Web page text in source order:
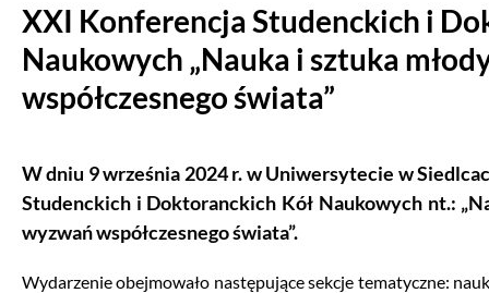
XXI Konferencja Studenckich i
Naukowych „Nauka i sztuka
współczesnego świata”
W dniu 9 września 2024 r. w Uniwersytecie w
Studenckich i Doktoranckich Kół Naukowych nt.:
wyzwań współczesnego świata”.
Wydarzenie obejmowało następujące sekcje tematyczne: